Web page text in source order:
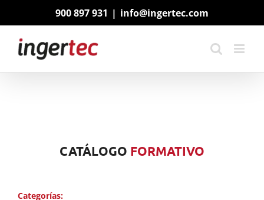
900 897 931 | info@ingertec.com
CATÁLOGO FORMATIVO
Categorías: